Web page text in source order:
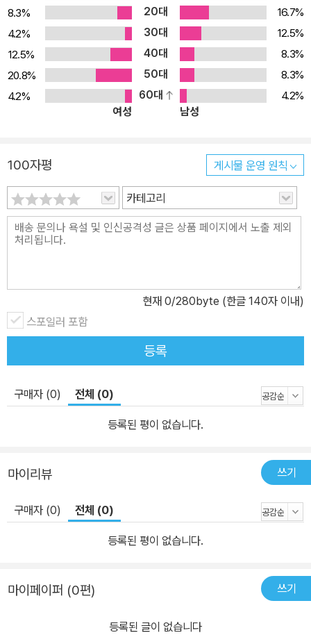
8.3%
20대
16.7%
4.2%
30대
12.5%
12.5%
40대
8.3%
20.8%
50대
8.3%
4.2%
60대
4.2%
여성
남성
100자평 게시물 운영 원칙
카테고리
현재 0/280byte (한글 140자 이내)
스포일러 포함
등록
구매자 (0) 전체 (0)
등록된 평이 없습니다.
마이리뷰 쓰기
구매자 (0) 전체 (0)
등록된 평이 없습니다.
마이페이퍼 (0편) 쓰기
등록된 글이 없습니다